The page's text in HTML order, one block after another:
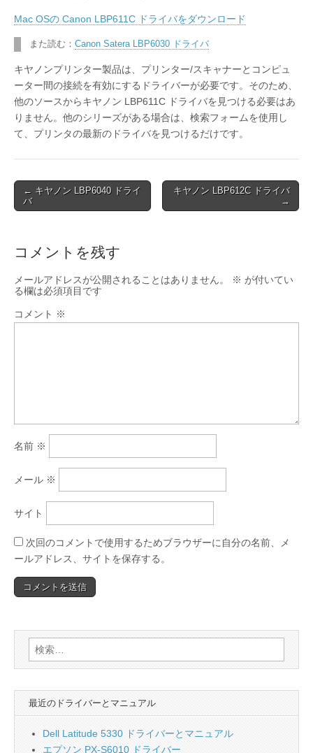
Mac OSの Canon LBP611C ドライバをダウンロード
また読む： Canon Satera LBP6030 ドライバ
キヤノンプリンター製品は、プリンター/スキャナーとコンピュ
ーター間の接続を有効にするドライバーが必要です。そのため、
他のソースからキヤノン LBP611C ドライバを見つける必要はあ
りません。他のシリーズがある場合は、検索フォームを使用し
て、プリンタの最新のドライバを見つけるだけです。
Post
navigation
← キヤノン LBP6040 ドライ
バ
キヤノン LBP612C ドライバ
→
コメントを残す
メールアドレスが公開されることはありません。 ※ が付いてい
る欄は必須項目です
コメント ※
名前 ※
メール ※
サイト
次回のコメントで使用するためブラウザーに自分の名前、メ
ールアドレス、サイトを保存する。
検
索:
最近のドライバーとマニュアル
Dell Latitude 5330 ドライバーとマニュアル
エプソン PX-S6010 ドライバー